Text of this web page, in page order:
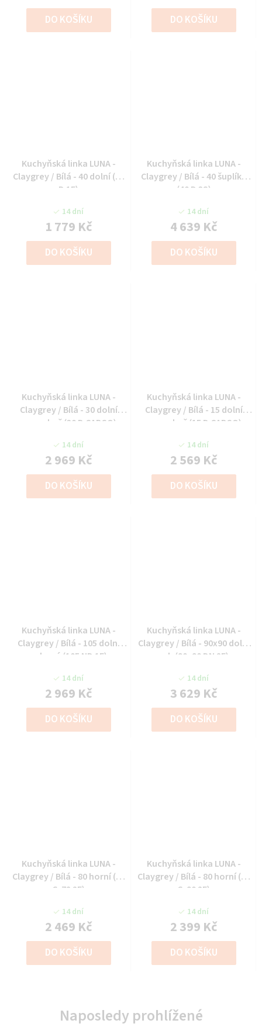
DO KOŠÍKU DO KOŠÍKU
Kuchyňská linka LUNA -
Claygrey / Bílá - 40 dolní (40
D 1F)
14 dní
1 779 Kč
DO KOŠÍKU
Kuchyňská linka LUNA -
Claygrey / Bílá - 40 šuplíky
(40 D 3S)
14 dní
4 639 Kč
DO KOŠÍKU
Kuchyňská linka LUNA -
Claygrey / Bílá - 30 dolní
cargo koš (30 D CARGO)
14 dní
2 969 Kč
DO KOŠÍKU
Kuchyňská linka LUNA -
Claygrey / Bílá - 15 dolní
cargo koš (15 D CARGO)
14 dní
2 569 Kč
DO KOŠÍKU
Kuchyňská linka LUNA -
Claygrey / Bílá - 105 dolní
rohová (105 ND 1F)
14 dní
2 969 Kč
DO KOŠÍKU
Kuchyňská linka LUNA -
Claygrey / Bílá - 90x90 dolní
roh (90x90 DN 2F)
14 dní
3 629 Kč
DO KOŠÍKU
Kuchyňská linka LUNA -
Claygrey / Bílá - 80 horní (80
G-72 2F)
14 dní
2 469 Kč
DO KOŠÍKU
Kuchyňská linka LUNA -
Claygrey / Bílá - 80 horní (80
G-90 2F)
14 dní
2 399 Kč
DO KOŠÍKU
Naposledy prohlížené